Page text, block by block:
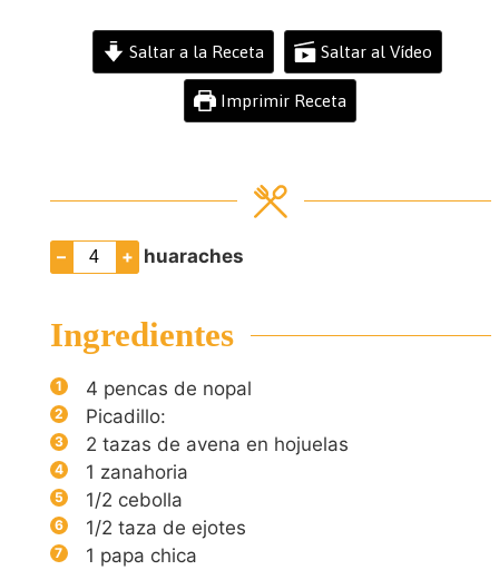
Saltar a la Receta Saltar al Vídeo
Imprimir Receta
– + huaraches
Ingredientes
4 pencas de nopal
Picadillo:
2 tazas de avena en hojuelas
1 zanahoria
1/2 cebolla
1/2 taza de ejotes
1 papa chica